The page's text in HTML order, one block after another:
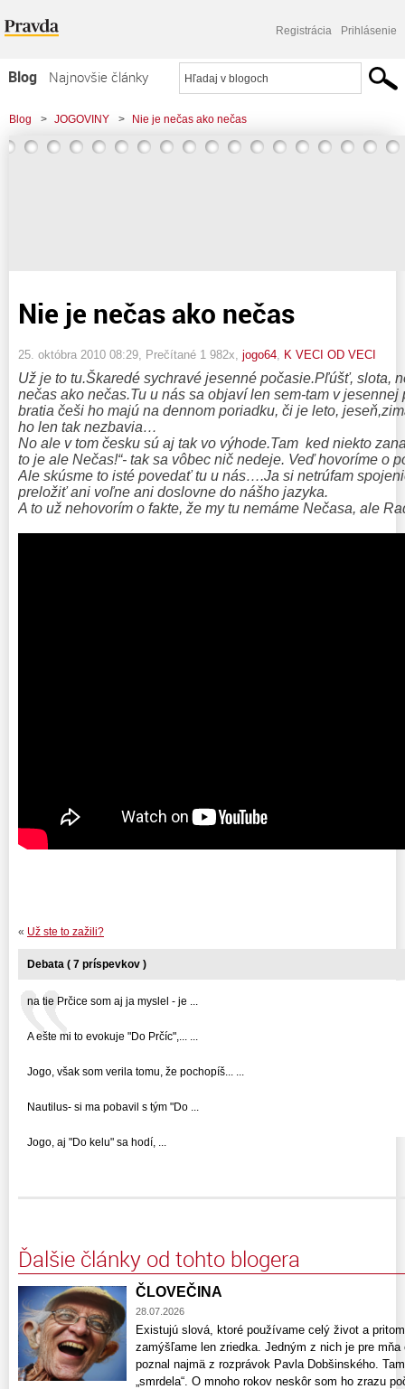
Registrácia Prihlásenie
Blog
Najnovšie články
Najčítanejšie články
Najkomentovanejšie články
Blog > JOGOVINY > Nie je nečas ako nečas
Nie je nečas ako nečas
25. októbra 2010 08:29 , Prečítané 1 982x, jogo64 K VECI OD VECI
Už je to tu.Škaredé sychravé jesenné počasie.Pľúšť, slota,
nečas ako nečas.Tu u nás sa objaví len sem-tam v
bratia češi ho majú na dennom poriadku, či je leto,
ho len tak nezbavia…
No ale v tom česku sú aj tak vo výhode.Tam ked niekto
to je ale Nečas!“- tak sa vôbec nič nedeje. Veď hovoríme o
Ale skúsme to isté povedať tu u nás….Ja si netrúfam
preložiť ani voľne ani doslovne do nášho jazyka.
A to už nehovorím o fakte, že my tu nemáme Nečasa, ale
« Už ste to zažili?
Debata ( 7 príspevkov )
na tie Prčice som aj ja myslel - je ...
A ešte mi to evokuje "Do Prčíc",... ...
Jogo, však som verila tomu, že pochopíš... ...
Nautilus- si ma pobavil s tým "Do ...
Jogo, aj "Do kelu" sa hodí, ...
Ďalšie články od tohto blogera
ČLOVEČINA
28.07.2026
Existujú slová, ktoré používame celý život a
zamýšľame len zriedka. Jedným z nich je pre
poznal najmä z rozprávok Pavla Dobšinského.
„smrdela“. O mnoho rokov neskôr som ho zrazu